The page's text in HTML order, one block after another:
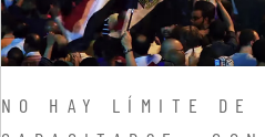
NO HAY LÍMITE DE